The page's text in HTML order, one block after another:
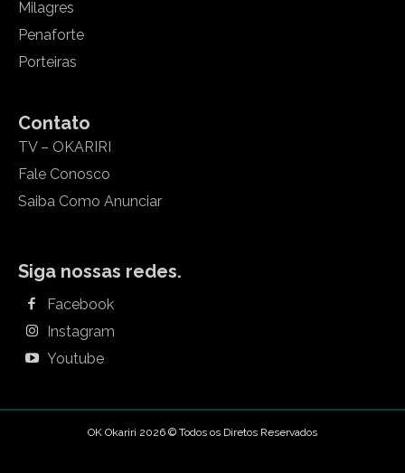
Milagres
Penaforte
Porteiras
Contato
TV – OKARIRI
Fale Conosco
Saiba Como Anunciar
Siga nossas redes.
Facebook
Instagram
Youtube
OK Okariri 2026 © Todos os Diretos Reservados